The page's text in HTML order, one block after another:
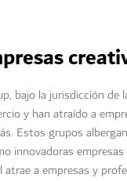
bajo la jurisdicción de
y han atraído a
Estos grupos
innovadoras
a empresas y